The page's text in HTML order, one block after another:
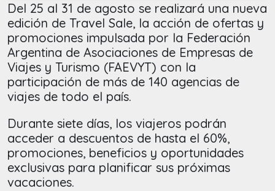
Del 25 al 31 de agosto se realizará una nueva
edición de Travel Sale, la acción de ofertas y
promociones impulsada por la Federación
Argentina de Asociaciones de Empresas de
Viajes y Turismo (FAEVYT) con la
participación de más de 140 agencias de
viajes de todo el país.
Durante siete días, los viajeros podrán
acceder a descuentos de hasta el 60%,
promociones, beneficios y oportunidades
exclusivas para planificar sus próximas
vacaciones.